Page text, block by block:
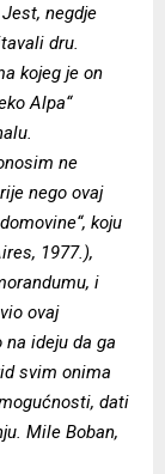
negdje
dru.
kojeg je on
Alpa“
ne
nego ovaj
koju
1977.),
i
ovaj
ideju da ga
svim onima
dati
Mile Boban,